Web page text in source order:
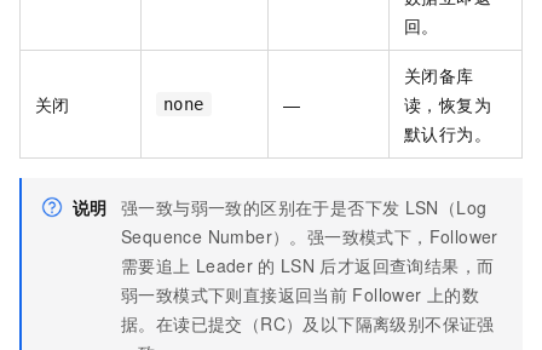
回。
关闭 none —
关闭备库
读，恢复为
默认行为。
说明 强一致与弱一致的区别在于是否下发 LSN（Log
Sequence Number）。强一致模式下，Follower
需要追上 Leader 的 LSN 后才返回查询结果，而
弱一致模式下则直接返回当前 Follower 上的数
据。在读已提交（RC）及以下隔离级别不保证强